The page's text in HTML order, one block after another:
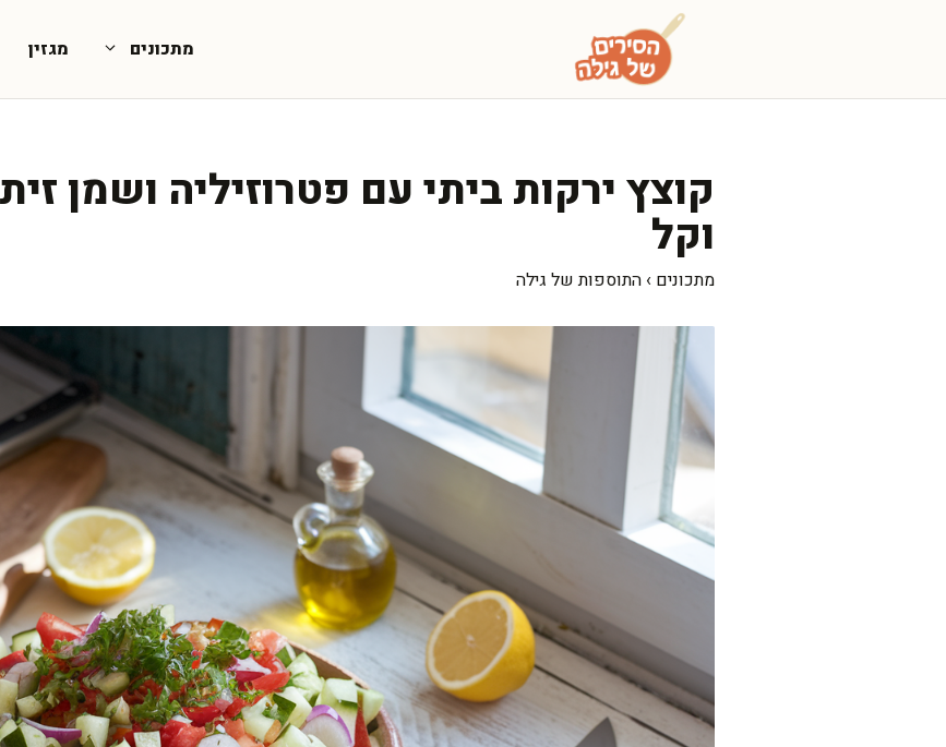
מתכונים מגזין
קוצץ ירקות ביתי עם פטרוזיליה ושמן
וקל
מתכונים › התוספות של גילה